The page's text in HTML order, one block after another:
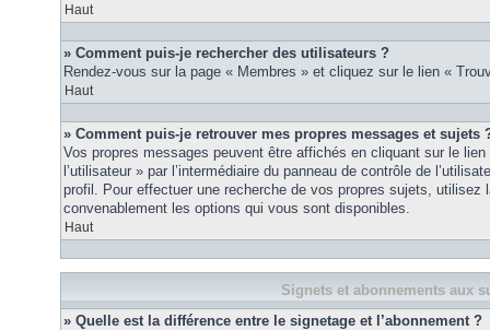
Haut
» Comment puis-je rechercher des utilisateurs ?
Rendez-vous sur la page « Membres » et cliquez sur le lien «
Haut
» Comment puis-je retrouver mes propres messages et sujets
Vos propres messages peuvent être affichés en cliquant sur le
l’utilisateur » par l’intermédiaire du panneau de contrôle de
profil. Pour effectuer une recherche de vos propres sujets, utilisez
convenablement les options qui vous sont disponibles.
Haut
Signets et abonnements aux
» Quelle est la différence entre le signetage et l’abonnement ?